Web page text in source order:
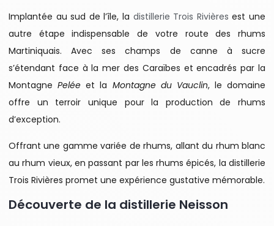
Implantée au sud de l’île, la distillerie Trois Rivières est une
autre étape indispensable de votre route des rhums
Martiniquais. Avec ses champs de canne à sucre
s’étendant face à la mer des Caraïbes et encadrés par la
MontagnePelée et la Montagne du Vauclin, le domaine
offre un terroir unique pour la production de rhums
d’exception.
Offrant une gamme variée de rhums, allant du rhum blanc
au rhum vieux, en passant par les rhums épicés, la distillerie
Trois Rivières promet une expérience gustative mémorable.
Découverte de la distillerie Neisson